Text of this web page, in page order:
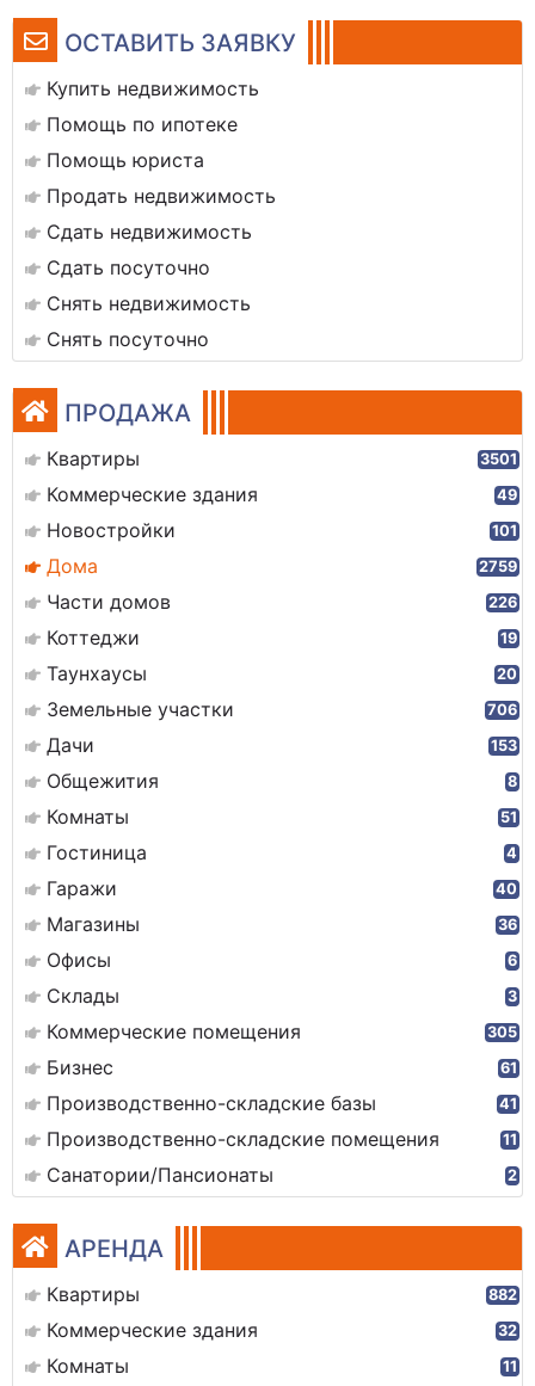
ОСТАВИТЬ ЗАЯВКУ
Купить недвижимость
Помощь по ипотеке
Помощь юриста
Продать недвижимость
Сдать недвижимость
Сдать посуточно
Снять недвижимость
Снять посуточно
ПРОДАЖА
Квартиры 3501
Коммерческие здания 49
Новостройки 101
Дома 2759
Части домов 226
Коттеджи 19
Таунхаусы 20
Земельные участки 706
Дачи 153
Общежития 8
Комнаты 51
Гостиница 4
Гаражи 40
Магазины 36
Офисы 6
Склады 3
Коммерческие помещения 305
Бизнес 61
Производственно-складские базы 41
Производственно-складские помещения 11
Санатории/Пансионаты 2
АРЕНДА
Квартиры 882
Коммерческие здания 32
Комнаты 11